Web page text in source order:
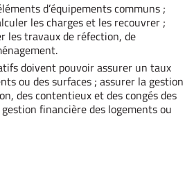
d’équipements communs ;
les charges et les recouvrer ;
les travaux de réfection, de
doivent pouvoir assurer un taux
ou des surfaces ; assurer la gestion
des contentieux et des congés des
financière des logements ou